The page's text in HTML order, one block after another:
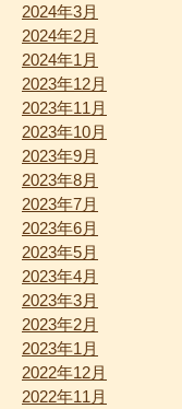
2024年3月
2024年2月
2024年1月
2023年12月
2023年11月
2023年10月
2023年9月
2023年8月
2023年7月
2023年6月
2023年5月
2023年4月
2023年3月
2023年2月
2023年1月
2022年12月
2022年11月